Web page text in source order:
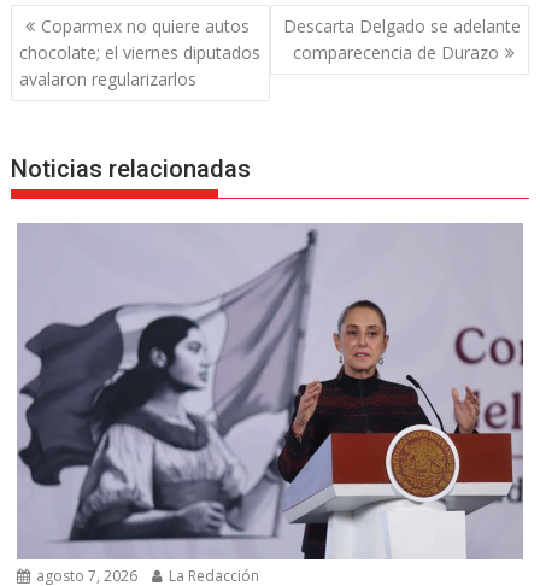
Navegación
de
entradas
Coparmex no quiere autos
chocolate; el viernes diputados
avalaron regularizarlos
Descarta Delgado se adelante
comparecencia de Durazo
Noticias relacionadas
agosto 7, 2026 La Redacción